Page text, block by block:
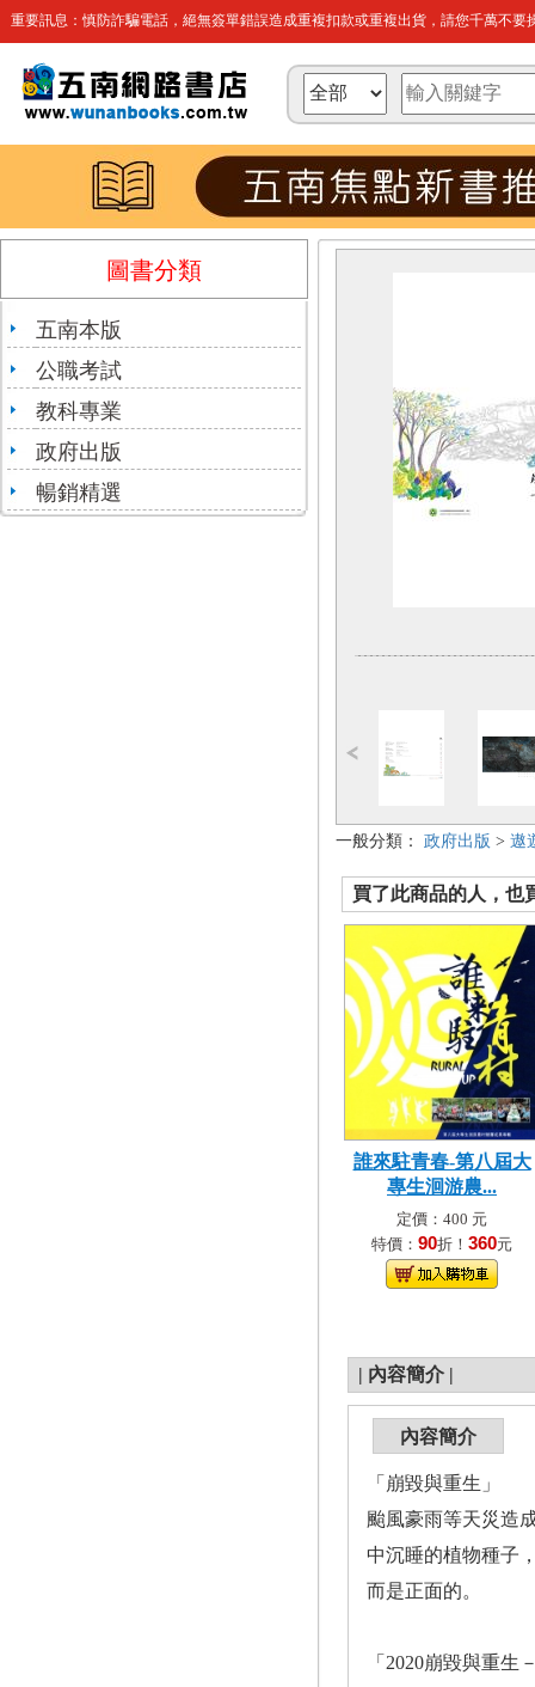
重要訊息：慎防詐騙電話，絕無簽單錯誤造成重複扣款或重複出貨，請您千萬不要
圖書分類
五南本版
公職考試
教科專業
政府出版
暢銷精選
一般分類： 政府出版 > 遨
買了此商品的人，也
誰來駐青春-第八屆大
專生洄游農...
定價：400 元
特價： 90折！ 360元
| 內容簡介 |
內容簡介
「崩毀與重生」
颱風豪雨等天災造
中沉睡的植物種子
而是正面的。
「2020崩毀與重